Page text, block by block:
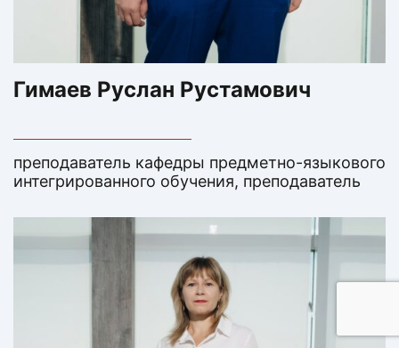
Гимаев Руслан Рустамович
преподаватель кафедры предметно-языкового
интегрированного обучения, преподаватель